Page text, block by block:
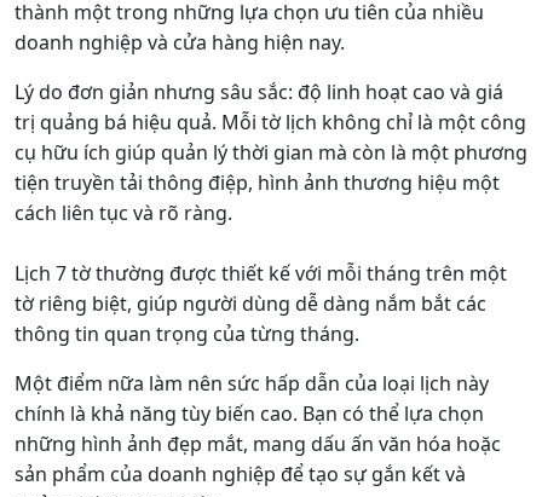
thành một trong những lựa chọn ưu tiên của nhiều
doanh nghiệp và cửa hàng hiện nay.
Lý do đơn giản nhưng sâu sắc: độ linh hoạt cao và giá
trị quảng bá hiệu quả. Mỗi tờ lịch không chỉ là một công
cụ hữu ích giúp quản lý thời gian mà còn là một phương
tiện truyền tải thông điệp, hình ảnh thương hiệu một
cách liên tục và rõ ràng.
Lịch 7 tờ thường được thiết kế với mỗi tháng trên một
tờ riêng biệt, giúp người dùng dễ dàng nắm bắt các
thông tin quan trọng của từng tháng.
Một điểm nữa làm nên sức hấp dẫn của loại lịch này
chính là khả năng tùy biến cao. Bạn có thể lựa chọn
những hình ảnh đẹp mắt, mang dấu ấn văn hóa hoặc
sản phẩm của doanh nghiệp để tạo sự gắn kết và